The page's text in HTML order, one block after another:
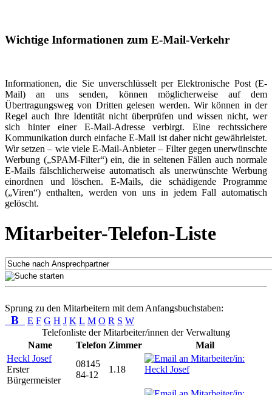
Wichtige Informationen zum E-Mail-Verkehr
Informationen, die Sie unverschlüsselt per Elektronische Post (E-
Mail) an uns senden, können möglicherweise auf dem
Übertragungsweg von Dritten gelesen werden. Wir können in der
Regel auch Ihre Identität nicht überprüfen und wissen nicht, wer
sich hinter einer E-Mail-Adresse verbirgt. Eine rechtssichere
Kommunikation durch einfache E-Mail ist daher nicht gewährleistet.
Wir setzen – wie viele E-Mail-Anbieter – Filter gegen unerwünschte
Werbung („SPAM-Filter“) ein, die in seltenen Fällen auch normale
E-Mails fälschlicherweise automatisch als unerwünschte Werbung
einordnen und löschen. E-Mails, die schädigende Programme
(„Viren“) enthalten, werden von uns in jedem Fall automatisch
gelöscht.
Mitarbeiter-Telefon-Liste
Sprung zu den Mitarbeitern mit dem Anfangsbuchstaben:
B E F G H J K L M O R S W
Telefonliste der Mitarbeiter/innen der Verwaltung
Name
Telefon Zimmer
Mail
Heckl Josef
Erster
Bürgermeister
08145
84-12
1.18